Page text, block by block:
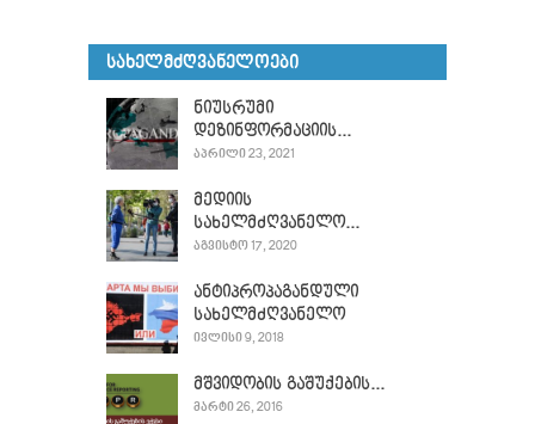
ᲡᲐᲮᲔᲚᲛᲫᲦᲕᲐᲜᲔᲚᲝᲔᲑᲘ
ნიუსრუმი
დეზინფორმაციის...
ᲐᲞᲠᲘᲚᲘ 23, 2021
მედიის
სახელმძღვანელო...
ᲐᲒᲕᲘᲡᲢᲝ 17, 2020
ანტიპროპაგანდული
სახელმძღვანელო
ᲘᲕᲚᲘᲡᲘ 9, 2018
მშვიდობის გაშუქების...
ᲛᲐᲠᲢᲘ 26, 2016